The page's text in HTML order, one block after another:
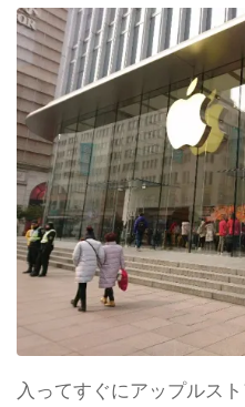
入ってすぐにアップルス